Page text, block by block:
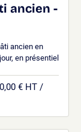
ancien -
ancien en
en présentiel
€ HT /